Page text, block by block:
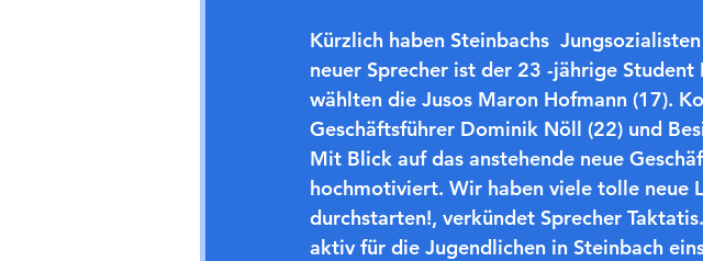
Kürzlich haben Steinbachs
neuer Sprecher ist der 23 -jährige
wählten die Jusos Maron Hofmann (17).
Geschäftsführer Dominik Nöll (22) und
Mit Blick auf das anstehende neue
hochmotiviert. Wir haben viele tolle
durchstarten!, verkündet Sprecher
aktiv für die Jugendlichen in Steinbach